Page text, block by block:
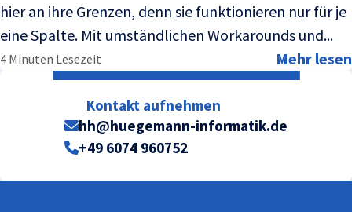
hier an ihre Grenzen, denn sie funktionieren nur für je
eine Spalte. Mit umständlichen Workarounds und...
4 Minuten Lesezeit Mehr lesen
Kontakt aufnehmen
hh@huegemann-informatik.de
+49 6074 960752